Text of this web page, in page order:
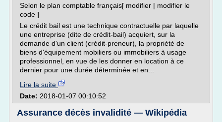
Selon le plan comptable français[ modifier | modifier le
code ]
Le crédit bail est une technique contractuelle par laquelle
une entreprise (dite de crédit-bail) acquiert, sur la
demande d'un client (crédit-preneur), la propriété de
biens d'équipement mobiliers ou immobiliers à usage
professionnel, en vue de les donner en location à ce
dernier pour une durée déterminée et en...
Lire la suite
Date: 2018-01-07 00:10:52
Assurance décès invalidité — Wikipédia